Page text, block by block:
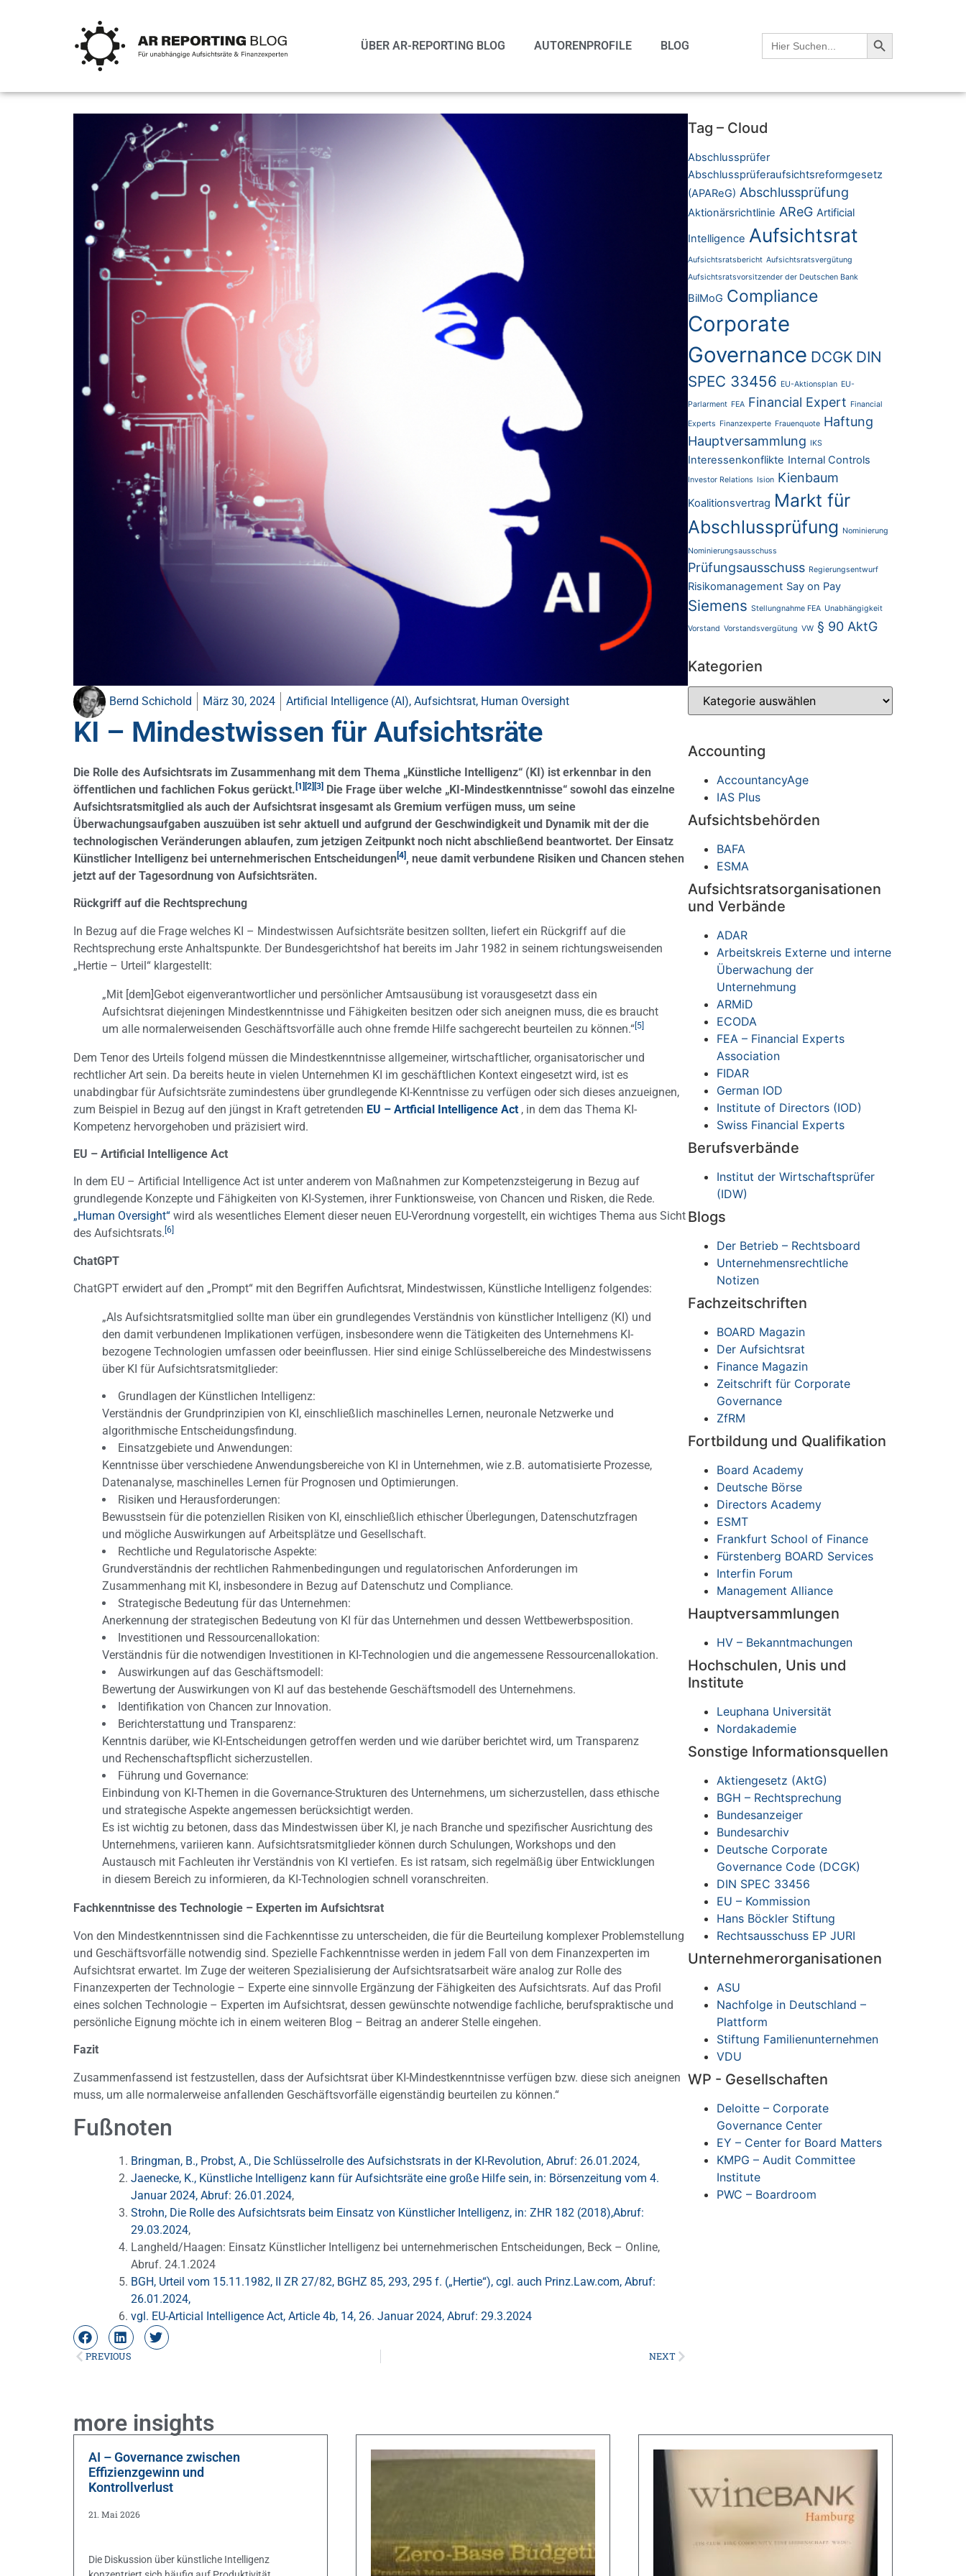
ÜBER AR-REPORTING BLOG AUTORENPROFILE BLOG
Search
for:
Search Button
Bernd Schichold März 30, 2024 Artificial Intelligence (AI), Aufsichtsrat, Human Oversight
KI – Mindestwissen für Aufsichtsräte
Die Rolle des Aufsichtsrats im Zusammenhang mit dem Thema „Künstliche Intelligenz“ (KI) ist erkennbar in den
öffentlichen und fachlichen Fokus gerückt. [1] [2] [3] Die Frage über welche „KI-Mindestkenntnisse“ sowohl das einzelne
Aufsichtsratsmitglied als auch der Aufsichtsrat insgesamt als Gremium verfügen muss, um seine
Überwachungsaufgaben auszuüben ist sehr aktuell und aufgrund der Geschwindigkeit und Dynamik mit der die
technologischen Veränderungen ablaufen, zum jetzigen Zeitpunkt noch nicht abschließend beantwortet. Der Einsatz
Künstlicher Intelligenz bei unternehmerischen Entscheidungen [4] , neue damit verbundene Risiken und Chancen stehen
jetzt auf der Tagesordnung von Aufsichtsräten.
Rückgriff auf die Rechtsprechung
In Bezug auf die Frage welches KI – Mindestwissen Aufsichtsräte besitzen sollten, liefert ein Rückgriff auf die
Rechtsprechung erste Anhaltspunkte. Der Bundesgerichtshof hat bereits im Jahr 1982 in seinem richtungsweisenden
„Hertie – Urteil“ klargestellt:
„Mit [dem]Gebot eigenverantwortlicher und persönlicher Amtsausübung ist vorausgesetzt dass ein
Aufsichtsrat diejeningen Mindestkenntnisse und Fähigkeiten besitzen oder sich aneignen muss, die es braucht
um alle normalerweisenden Geschäftsvorfälle auch ohne fremde Hilfe sachgerecht beurteilen zu können.“[5]
Dem Tenor des Urteils folgend müssen die Mindestkenntnisse allgemeiner, wirtschaftlicher, organisatorischer und
rechtlicher Art sein. Da bereits heute in vielen Unternehmen KI im geschäftlichen Kontext eingesetzt wird, ist es
unabdingbar für Aufsichtsräte zumindestens über grundlegende KI-Kenntnisse zu verfügen oder sich dieses anzueignen,
zum Beispiel in Bezug auf den jüngst in Kraft getretenden EU – Artficial Intelligence Act , in dem das Thema KI-
Kompetenz hervorgehoben und präzisiert wird.
EU – Artificial Intelligence Act
In dem EU – Artificial Intelligence Act ist unter anderem von Maßnahmen zur Kompetenzsteigerung in Bezug auf
grundlegende Konzepte und Fähigkeiten von KI-Systemen, ihrer Funktionsweise, von Chancen und Risken, die Rede.
„Human Oversight“ wird als wesentliches Element dieser neuen EU-Verordnung vorgestellt, ein wichtiges Thema aus Sicht
des Aufsichtsrats. [6]
ChatGPT
ChatGPT erwidert auf den „Prompt“ mit den Begriffen Aufichtsrat, Mindestwissen, Künstliche Intelligenz folgendes:
„Als Aufsichtsratsmitglied sollte man über ein grundlegendes Verständnis von künstlicher Intelligenz (KI) und
den damit verbundenen Implikationen verfügen, insbesondere wenn die Tätigkeiten des Unternehmens KI-
bezogene Technologien umfassen oder beeinflussen. Hier sind einige Schlüsselbereiche des Mindestwissens
über KI für Aufsichtsratsmitglieder:
Grundlagen der Künstlichen Intelligenz:
Verständnis der Grundprinzipien von KI, einschließlich maschinelles Lernen, neuronale Netzwerke und
algorithmische Entscheidungsfindung.
Einsatzgebiete und Anwendungen:
Kenntnisse über verschiedene Anwendungsbereiche von KI in Unternehmen, wie z.B. automatisierte Prozesse,
Datenanalyse, maschinelles Lernen für Prognosen und Optimierungen.
Risiken und Herausforderungen:
Bewusstsein für die potenziellen Risiken von KI, einschließlich ethischer Überlegungen, Datenschutzfragen
und mögliche Auswirkungen auf Arbeitsplätze und Gesellschaft.
Rechtliche und Regulatorische Aspekte:
Grundverständnis der rechtlichen Rahmenbedingungen und regulatorischen Anforderungen im
Zusammenhang mit KI, insbesondere in Bezug auf Datenschutz und Compliance.
Strategische Bedeutung für das Unternehmen:
Anerkennung der strategischen Bedeutung von KI für das Unternehmen und dessen Wettbewerbsposition.
Investitionen und Ressourcenallokation:
Verständnis für die notwendigen Investitionen in KI-Technologien und die angemessene Ressourcenallokation.
Auswirkungen auf das Geschäftsmodell:
Bewertung der Auswirkungen von KI auf das bestehende Geschäftsmodell des Unternehmens.
Identifikation von Chancen zur Innovation.
Berichterstattung und Transparenz:
Kenntnis darüber, wie KI-Entscheidungen getroffen werden und wie darüber berichtet wird, um Transparenz
und Rechenschaftspflicht sicherzustellen.
Führung und Governance:
Einbindung von KI-Themen in die Governance-Strukturen des Unternehmens, um sicherzustellen, dass ethische
und strategische Aspekte angemessen berücksichtigt werden.
Es ist wichtig zu betonen, dass das Mindestwissen über KI, je nach Branche und spezifischer Ausrichtung des
Unternehmens, variieren kann. Aufsichtsratsmitglieder können durch Schulungen, Workshops und den
Austausch mit Fachleuten ihr Verständnis von KI vertiefen. Es ist ratsam, sich regelmäßig über Entwicklungen
in diesem Bereich zu informieren, da KI-Technologien schnell voranschreiten.
Fachkenntnisse des Technologie – Experten im Aufsichtsrat
Von den Mindestkenntnissen sind die Fachkenntisse zu unterscheiden, die für die Beurteilung komplexer Problemstellung
und Geschäftsvorfälle notwendig sind. Spezielle Fachkenntnisse werden in jedem Fall von dem Finanzexperten im
Aufsichtsrat erwartet. Im Zuge der weiteren Spezialisierung der Aufsichtsratsarbeit wäre analog zur Rolle des
Finanzexperten der Technologie – Experte eine sinnvolle Ergänzung der Fähigkeiten des Aufsichtsrats. Auf das Profil
eines solchen Technologie – Experten im Aufsichtsrat, dessen gewünschte notwendige fachliche, berufspraktische und
persönliche Eignung möchte ich in einem weiteren Blog – Beitrag an anderer Stelle eingehen.
Fazit
Zusammenfassend ist festzustellen, dass der Aufsichtsrat über KI-Mindestkenntnisse verfügen bzw. diese sich aneignen
muss, um alle normalerweise anfallenden Geschäftsvorfälle eigenständig beurteilen zu können.“
Fußnoten
Bringman, B., Probst, A., Die Schlüsselrolle des Aufsichstsrats in der KI-Revolution, Abruf: 26.01.2024,
Jaenecke, K., Künstliche Intelligenz kann für Aufsichtsräte eine große Hilfe sein, in: Börsenzeitung vom 4.
Januar 2024, Abruf: 26.01.2024,
Strohn, Die Rolle des Aufsichtsrats beim Einsatz von Künstlicher Intelligenz, in: ZHR 182 (2018),Abruf:
29.03.2024,
Langheld/Haagen: Einsatz Künstlicher Intelligenz bei unternehmerischen Entscheidungen, Beck – Online,
Abruf. 24.1.2024
BGH, Urteil vom 15.11.1982, II ZR 27/82, BGHZ 85, 293, 295 f. („Hertie“), cgl. auch Prinz.Law.com, Abruf:
26.01.2024,
vgl. EU-Articial Intelligence Act, Article 4b, 14, 26. Januar 2024, Abruf: 29.3.2024
PREVIOUS NEXT
Tag – Cloud
Abschlussprüfer
Abschlussprüferaufsichtsreformgesetz
(APAReG) Abschlussprüfung
Aktionärsrichtlinie AReG Artificial
Intelligence Aufsichtsrat
Aufsichtsratsbericht Aufsichtsratsvergütung
Aufsichtsratsvorsitzender der Deutschen Bank
BilMoG Compliance
Corporate
Governance DCGK DIN
SPEC 33456 EU-Aktionsplan EU-
Parlarment FEA Financial Expert Financial
Experts Finanzexperte Frauenquote Haftung
Hauptversammlung IKS
Interessenkonflikte Internal Controls
Investor Relations Ision Kienbaum
Koalitionsvertrag Markt für
Abschlussprüfung Nominierung
Nominierungsausschuss
Prüfungsausschuss Regierungsentwurf
Risikomanagement Say on Pay
Siemens Stellungnahme FEA Unabhängigkeit
Vorstand Vorstandsvergütung VW § 90 AktG
Kategorien
Accounting
AccountancyAge
IAS Plus
Aufsichtsbehörden
BAFA
ESMA
Aufsichtsratsorganisationen
und Verbände
ADAR
Arbeitskreis Externe und interne
Überwachung der
Unternehmung
ARMiD
ECODA
FEA – Financial Experts
Association
FIDAR
German IOD
Institute of Directors (IOD)
Swiss Financial Experts
Berufsverbände
Institut der Wirtschaftsprüfer
(IDW)
Blogs
Der Betrieb – Rechtsboard
Unternehmensrechtliche
Notizen
Fachzeitschriften
BOARD Magazin
Der Aufsichtsrat
Finance Magazin
Zeitschrift für Corporate
Governance
ZfRM
Fortbildung und Qualifikation
Board Academy
Deutsche Börse
Directors Academy
ESMT
Frankfurt School of Finance
Fürstenberg BOARD Services
Interfin Forum
Management Alliance
Hauptversammlungen
HV – Bekanntmachungen
Hochschulen, Unis und
Institute
Leuphana Universität
Nordakademie
Sonstige Informationsquellen
Aktiengesetz (AktG)
BGH – Rechtsprechung
Bundesanzeiger
Bundesarchiv
Deutsche Corporate
Governance Code (DCGK)
DIN SPEC 33456
EU – Kommission
Hans Böckler Stiftung
Rechtsausschuss EP JURI
Unternehmerorganisationen
ASU
Nachfolge in Deutschland –
Plattform
Stiftung Familienunternehmen
VDU
WP - Gesellschaften
Deloitte – Corporate
Governance Center
EY – Center for Board Matters
KMPG – Audit Committee
Institute
PWC – Boardroom
more insights
AI – Governance zwischen
Effizienzgewinn und
Kontrollverlust
21. Mai 2026
Die Diskussion über künstliche Intelligenz